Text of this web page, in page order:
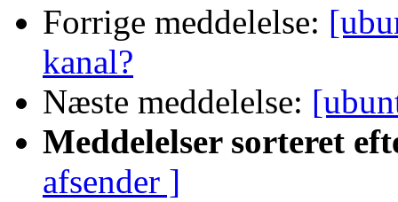
Forrige meddelelse:
kanal?
Næste meddelelse:
Meddelelser sorteret
afsender ]